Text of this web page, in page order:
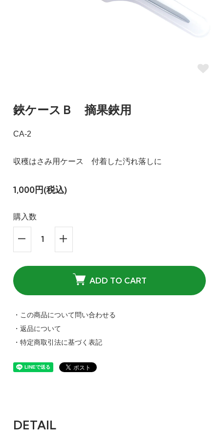
鋏ケースＢ 摘果鋏用
CA-2
収穫はさみ用ケース 付着した汚れ落しに
1,000円(税込)
購入数
ADD TO CART
・この商品について問い合わせる
・返品について
・特定商取引法に基づく表記
DETAIL